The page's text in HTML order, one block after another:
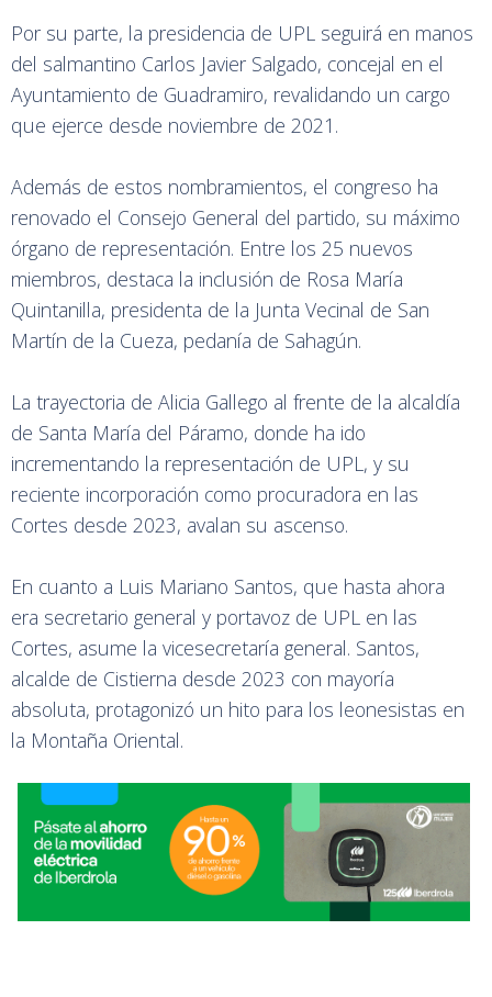
Por su parte, la presidencia de UPL seguirá en manos
del salmantino Carlos Javier Salgado, concejal en el
Ayuntamiento de Guadramiro, revalidando un cargo
que ejerce desde noviembre de 2021.
Además de estos nombramientos, el congreso ha
renovado el Consejo General del partido, su máximo
órgano de representación. Entre los 25 nuevos
miembros, destaca la inclusión de Rosa María
Quintanilla, presidenta de la Junta Vecinal de San
Martín de la Cueza, pedanía de Sahagún.
La trayectoria de Alicia Gallego al frente de la alcaldía
de Santa María del Páramo, donde ha ido
incrementando la representación de UPL, y su
reciente incorporación como procuradora en las
Cortes desde 2023, avalan su ascenso.
En cuanto a Luis Mariano Santos, que hasta ahora
era secretario general y portavoz de UPL en las
Cortes, asume la vicesecretaría general. Santos,
alcalde de Cistierna desde 2023 con mayoría
absoluta, protagonizó un hito para los leonesistas en
la Montaña Oriental.